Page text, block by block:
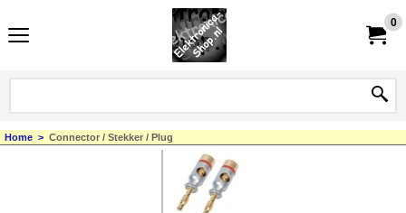
0
Home > Connector / Stekker / Plug